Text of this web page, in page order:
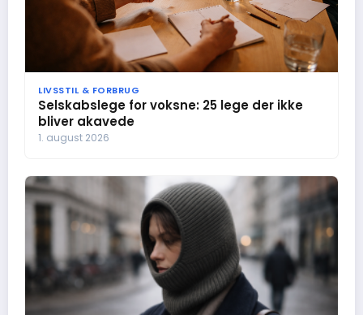
LIVSSTIL & FORBRUG
Selskabslege for voksne: 25 lege der ikke
bliver akavede
1. august 2026